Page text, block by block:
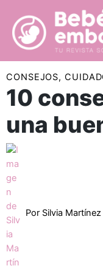
contenido
CONSEJOS,
10
una
Por Silvia Martínez